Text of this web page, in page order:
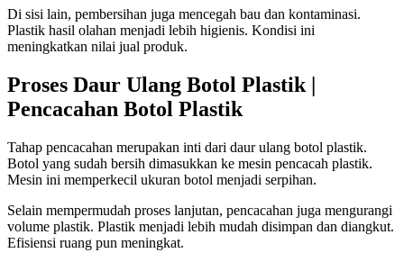
Di sisi lain, pembersihan juga mencegah bau dan kontaminasi.
Plastik hasil olahan menjadi lebih higienis. Kondisi ini
meningkatkan nilai jual produk.
Proses Daur Ulang Botol Plastik |
Pencacahan Botol Plastik
Tahap pencacahan merupakan inti dari daur ulang botol plastik.
Botol yang sudah bersih dimasukkan ke mesin pencacah plastik.
Mesin ini memperkecil ukuran botol menjadi serpihan.
Selain mempermudah proses lanjutan, pencacahan juga mengurangi
volume plastik. Plastik menjadi lebih mudah disimpan dan diangkut.
Efisiensi ruang pun meningkat.